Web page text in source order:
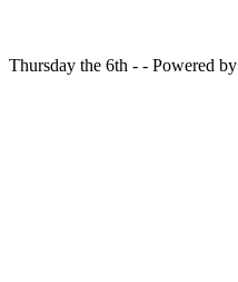
Thursday the 6th - - Powered by